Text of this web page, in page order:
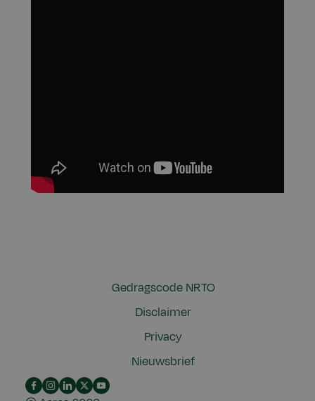
Gedragscode NRTO
Disclaimer
Privacy
Nieuwsbrief
Facebook
Instagram
LinkedInYouTube